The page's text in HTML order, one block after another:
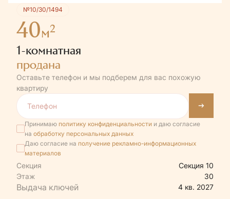
№10/30/1494
40м2
1-комнатная
продана
Оставьте телефон и мы подберем для вас похожую
квартиру
Принимаю политику конфиденциальности и даю согласие
на обработку персональных данных
Даю согласие на получение рекламно-информационных
материалов
Секция
Секция 10
Этаж
30
4 кв. 2027